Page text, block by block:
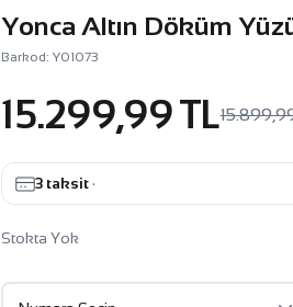
Yonca Altın Döküm
Barkod: Y01073
15.299,99 TL
3 taksit ·
Stokta Yok